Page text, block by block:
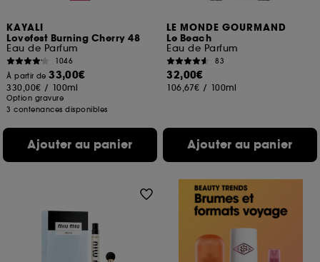
KAYALI
Lovefest Burning Cherry 48
Eau de Parfum
1046
À partir de33,00€
330,00€ / 100ml
Option gravure
3 contenances disponibles
Ajouter au panier
LE MONDE GOURMAND
Le Beach
Eau de Parfum
83
32,00€
106,67€ / 100ml
Ajouter au panier